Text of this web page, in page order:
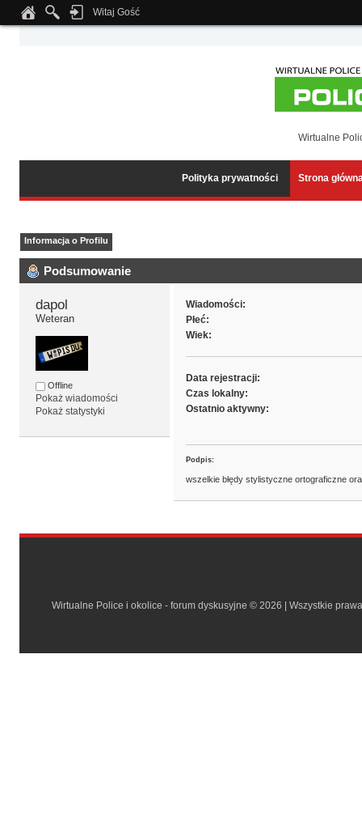
Notice: Undefined index: tapatalk_body_hook in
Witaj Gość
Wirtualne
Polityka prywatności Strona
Informacja o Profilu
Podsumowanie
dapol
Weteran
Offline
Pokaż wiadomości
Pokaż statystyki
Wiadomości:
Płeć:
Wiek:
Data rejestracji:
Czas lokalny:
Ostatnio aktywny:
Podpis:
wszelkie błędy stylistyczne ortograficzne
Wirtualne Police i okolice - forum dyskusyjne © 2026 | Wszystkie